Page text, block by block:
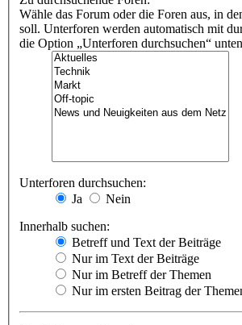
Wähle das Forum oder die Foren aus, in
soll. Unterforen werden automatisch mit
die Option „Unterforen durchsuchen“
Unterforen durchsuchen:
Ja
Nein
Innerhalb suchen:
Betreff und Text der Beiträge
Nur im Text der Beiträge
Nur im Betreff der Themen
Nur im ersten Beitrag der